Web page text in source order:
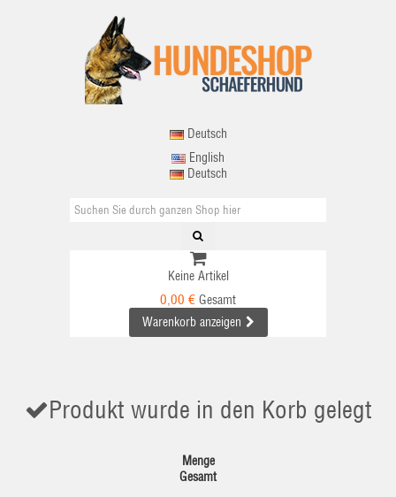
Deutsch
English
Deutsch
Keine Artikel
0,00 € Gesamt
Warenkorb anzeigen
Produkt wurde in den Korb gelegt
Menge
Gesamt